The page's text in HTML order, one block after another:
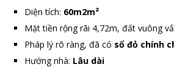
Diện tích: 60m2m²
Mặt tiền rộng rãi 4,72m, đất vuông
Pháp lý rõ ràng, đã có sổ đỏ chính
Hướng nhà: Lâu dài